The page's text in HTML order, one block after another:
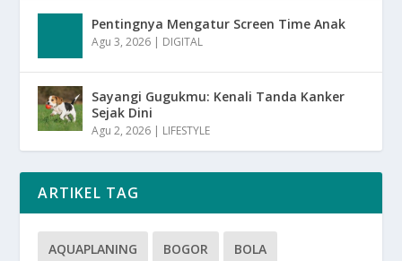
Pentingnya Mengatur Screen Time Anak
Agu 3, 2026 | DIGITAL
Sayangi Gugukmu: Kenali Tanda Kanker
Sejak Dini
Agu 2, 2026 | LIFESTYLE
ARTIKEL TAG
AQUAPLANING BOGOR BOLA